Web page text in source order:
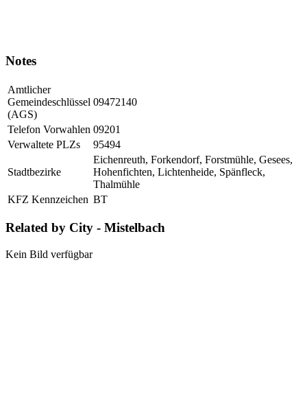
Notes
Amtlicher
Gemeindeschlüssel
(AGS)
09472140
Telefon Vorwahlen 09201
Verwaltete PLZs
95494
Stadtbezirke
Eichenreuth, Forkendorf, Forstmühle, Gesees,
Hohenfichten, Lichtenheide, Spänfleck,
Thalmühle
KFZ Kennzeichen BT
Related by City - Mistelbach
Kein Bild verfügbar